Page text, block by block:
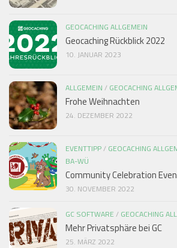
GEOCACHING ALLGEMEIN
Geocaching Rückblick 2022
10. JANUAR 2023
ALLGEMEIN / GEOCACHING
Frohe Weihnachten
24. DEZEMBER 2022
EVENTTIPP/ GEOCACHING
BA-WÜ
Community Celebration
30. NOVEMBER 2022
GC SOFTWARE / GEOCACHING
Mehr Privatsphäre bei GC
25. MÄRZ 2022